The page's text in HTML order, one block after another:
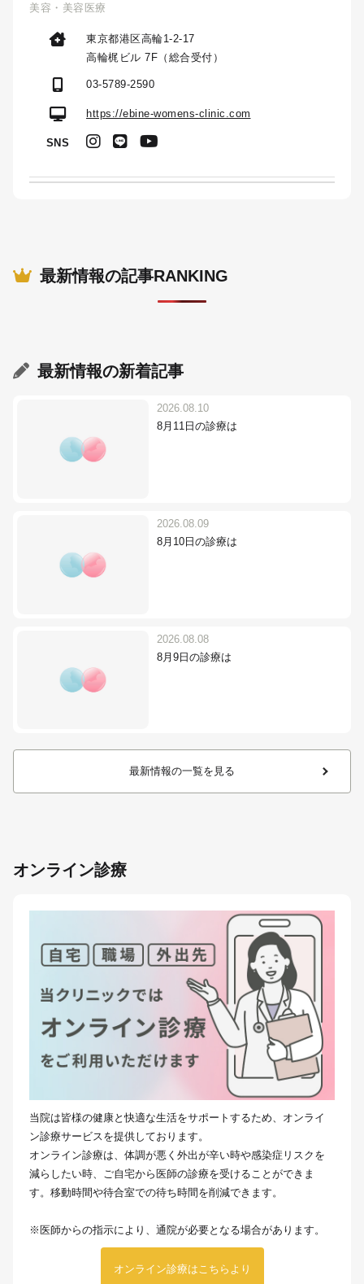
美容・美容医療
東京都港区高輪1-2-17
高輪梶ビル 7F（総合受付）
03-5789-2590
https://ebine-womens-clinic.com
SNS
最新情報の記事RANKING
最新情報の新着記事
2026.08.10
8月11日の診療は
2026.08.09
8月10日の診療は
2026.08.08
8月9日の診療は
最新情報の一覧を見る
オンライン診療
当院は皆様の健康と快適な生活をサポートするため、オンライ
ン診療サービスを提供しております。
オンライン診療は、体調が悪く外出が辛い時や感染症リスクを
減らしたい時、ご自宅から医師の診療を受けることができま
す。移動時間や待合室での待ち時間を削減できます。
※医師からの指示により、通院が必要となる場合があります。
オンライン診療はこちらより